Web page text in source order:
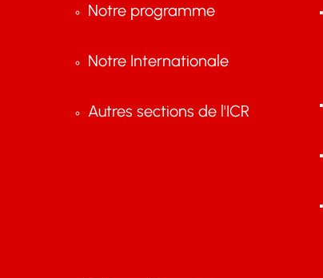
Notre programme
Notre Internationale
Autres sections de l'ICR